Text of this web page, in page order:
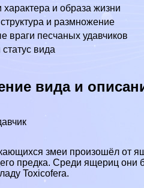
и образа жизни
и размножение
враги песчаных удавчиков
вида
вида и
змеи произошёл от
предка. Среди ящериц они
Toxicofera.